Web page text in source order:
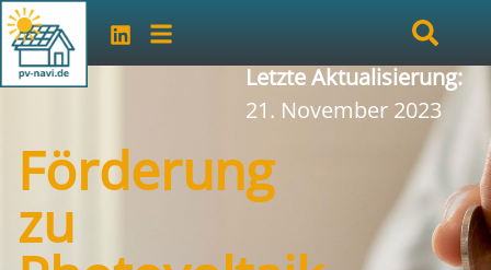
Förderung
zu
Letzte Aktualisierung:
21. November 2023